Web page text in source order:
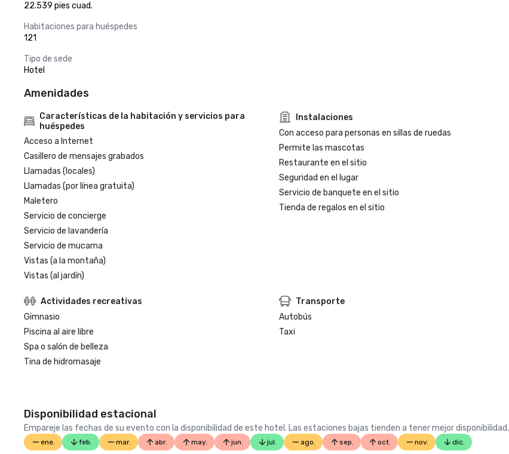
22.539 pies cuad.
Habitaciones para huéspedes
121
Tipo de sede
Hotel
Amenidades
Características de la habitación y servicios para
huéspedes
Acceso a Internet
Casillero de mensajes grabados
Llamadas (locales)
Llamadas (por línea gratuita)
Maletero
Servicio de concierge
Servicio de lavandería
Servicio de mucama
Vistas (a la montaña)
Vistas (al jardín)
Instalaciones
Con acceso para personas en sillas de ruedas
Permite las mascotas
Restaurante en el sitio
Seguridad en el lugar
Servicio de banquete en el sitio
Tienda de regalos en el sitio
Actividades recreativas
Gimnasio
Piscina al aire libre
Spa o salón de belleza
Tina de hidromasaje
Transporte
Autobús
Taxi
Disponibilidad estacional
Empareje las fechas de su evento con la disponibilidad de este hotel. Las estaciones bajas tienden a tener mejor disponibilidad.
ene. feb. mar. abr. may. jun. jul. ago. sep. oct. nov. dic.